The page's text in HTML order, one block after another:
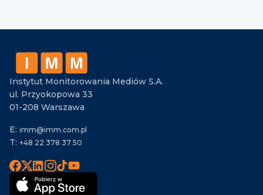
Instytut Monitorowania Mediów S.A.
ul. Przyokopowa 33
01-208 Warszawa
E: imm@imm.com.pl
T: +48 22 378 37 50